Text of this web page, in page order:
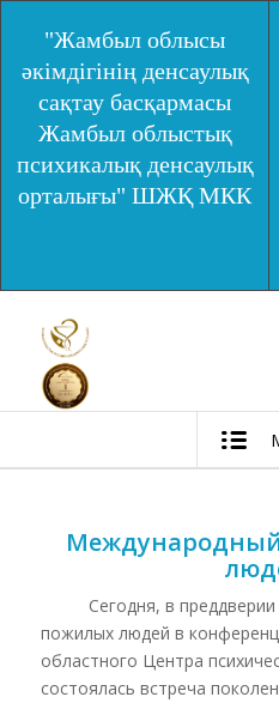
"Жамбыл облысы
әкімдігінің денсаулық
сақтау басқармасы
Жамбыл облыстық
психикалық денсаулық
орталығы" ШЖҚ МКК
Сегодня, в преддверии
пожилых людей в
областного Центра
состоялась встреча